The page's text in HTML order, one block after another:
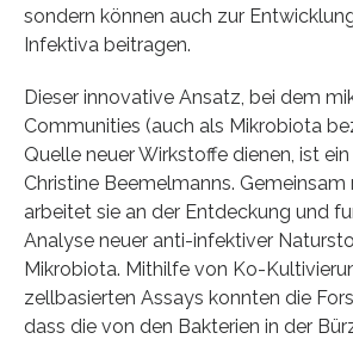
sondern können auch zur
Infektiva beitragen.
Dieser innovative Ansatz, bei dem
Communities (auch als Mikrobiota
Quelle neuer Wirkstoffe dienen, ist
Christine Beemelmanns.
arbeitet sie an der Entdeckung und
Analyse neuer anti-infektiver
Mikrobiota. Mithilfe von Ko-
zellbasierten Assays konnten die
dass die von den Bakterien in der